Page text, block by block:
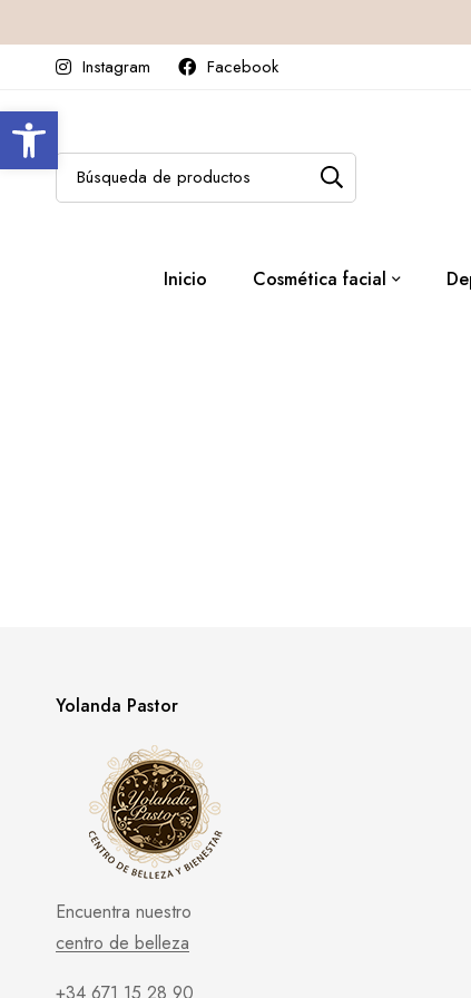
Abrir barra de herramientas
Instagram
Facebook
Inicio Cosmética facial
Yolanda Pastor
Encuentra nuestro
centro de belleza
+34 671 15 28 90